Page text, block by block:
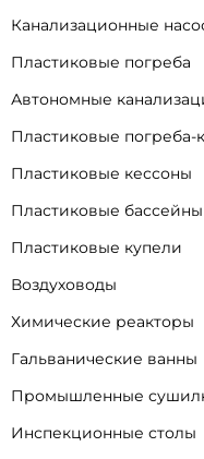
Канализационные
Пластиковые погреба
Автономные
Пластиковые погреба-
Пластиковые кессоны
Пластиковые бассейны
Пластиковые купели
Воздуховоды
Химические реакторы
Гальванические ванны
Промышленные
Инспекционные столы